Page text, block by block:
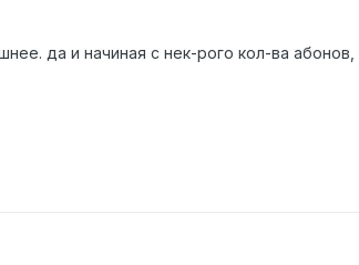
да и начиная с нек-рого кол-ва абонов,